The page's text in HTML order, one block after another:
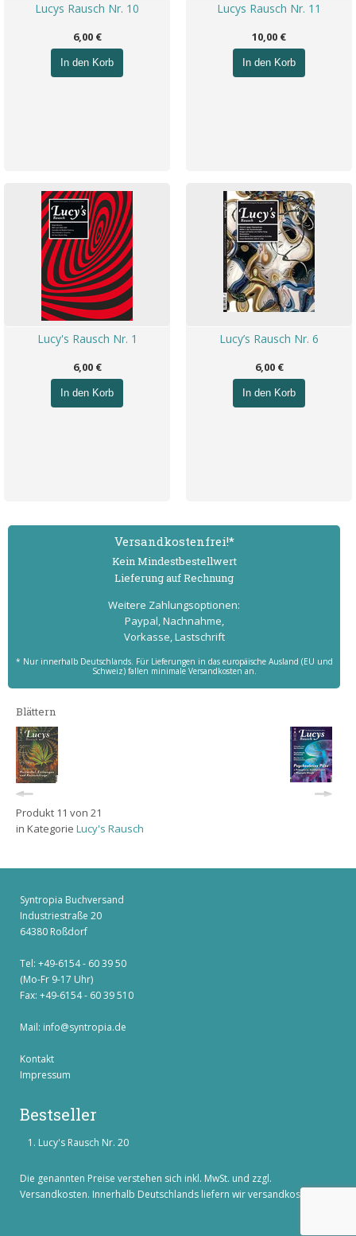
Lucys Rausch Nr. 10
6,00 €
In den Korb
Lucys Rausch Nr. 11
10,00 €
In den Korb
Lucy's Rausch Nr. 1
6,00 €
In den Korb
Lucy’s Rausch Nr. 6
6,00 €
In den Korb
Versand­kostenfrei!*
Kein Mindest­bestell­wert
Lieferung auf Rechnung
Weitere Zahlungs­optionen:
Paypal, Nachnahme,
Vorkasse, Lastschrift
* Nur innerhalb Deutschlands. Für Lieferungen in das europäische Ausland (EU und
Schweiz) fallen minimale Versandkosten an.
Blättern
Produkt 11 von 21
in Kategorie Lucy's Rausch
Syntropia Buchversand
Industriestraße 20
64380 Roßdorf
Tel: +49-6154 - 60 39 50
(Mo-Fr 9-17 Uhr)
Fax: +49-6154 - 60 39 510
Mail: info@syntropia.de
Kontakt
Impressum
Bestseller
Lucy's Rausch Nr. 20
Die genannten Preise verstehen sich inkl. MwSt. und zzgl.
Versandkosten. Innerhalb Deutschlands liefern wir versandkostenfrei!